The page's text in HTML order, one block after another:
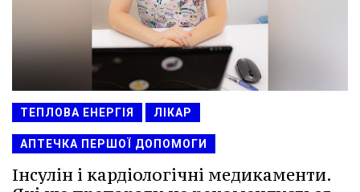
ТЕПЛОВА ЕНЕРГІЯ ЛІКАР
АПТЕЧКА ПЕРШОЇ ДОПОМОГИ
Інсулін і кардіологічні медикаменти.